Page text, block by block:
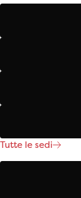
Tutte le sedi